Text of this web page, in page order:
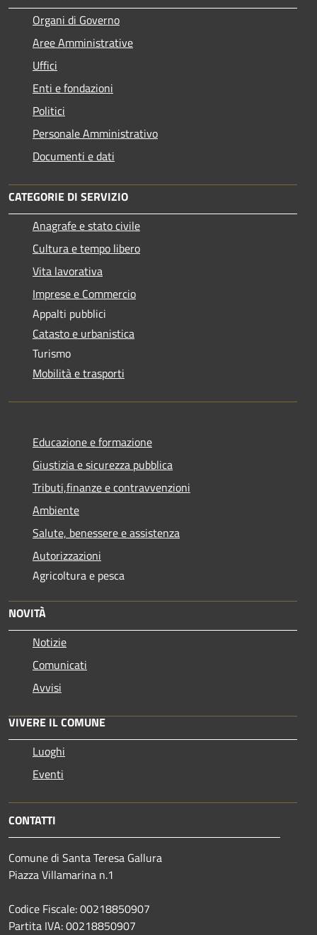
Organi di Governo
Aree Amministrative
Uffici
Enti e fondazioni
Politici
Personale Amministrativo
Documenti e dati
CATEGORIE DI SERVIZIO
Anagrafe e stato civile
Cultura e tempo libero
Vita lavorativa
Imprese e Commercio
Appalti pubblici
Catasto e urbanistica
Turismo
Mobilità e trasporti
Educazione e formazione
Giustizia e sicurezza pubblica
Tributi,finanze e contravvenzioni
Ambiente
Salute, benessere e assistenza
Autorizzazioni
Agricoltura e pesca
NOVITÀ
Notizie
Comunicati
Avvisi
VIVERE IL COMUNE
Luoghi
Eventi
CONTATTI
Comune di Santa Teresa Gallura
Piazza Villamarina n.1
Codice Fiscale: 00218850907
Partita IVA: 00218850907